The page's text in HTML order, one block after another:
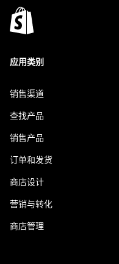
应用类别
销售渠道
查找产品
销售产品
订单和发货
商店设计
营销与转化
商店管理